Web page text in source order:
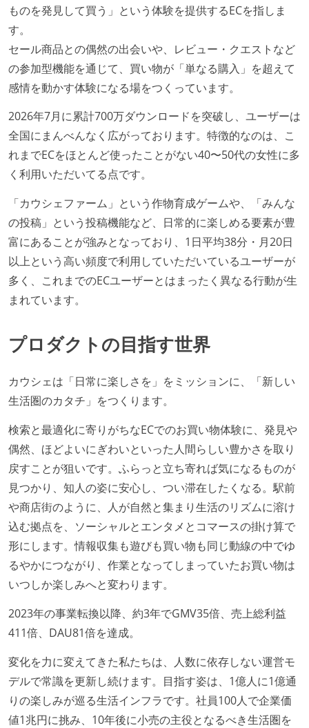
ものを発見して買う」という体験を提供するECを指しま
す。
セール商品との偶然の出会いや、レビュー・クエストなど
の参加型機能を通じて、買い物が「単なる購入」を超えて
感情を動かす体験になる場をつくっています。
2026年7月に累計700万ダウンロードを突破し、ユーザーは
全国にまんべんなく広がっております。特徴的なのは、こ
れまでECをほとんど使ったことがない40〜50代の女性に多
く利用いただいてる点です。
「カウシェファーム」という作物育成ゲームや、「みんな
の投稿」という投稿機能など、日常的に楽しめる要素が豊
富にあることが強みとなっており、1日平均38分・月20日
以上という高い頻度で利用していただいているユーザーが
多く、これまでのECユーザーとはまったく異なる行動が生
まれています。
プロダクトの目指す世界
カウシェは「日常に楽しさを」をミッションに、「新しい
生活圏のカタチ」をつくります。
検索と最適化に寄りがちなECでのお買い物体験に、発見や
偶然、ほどよいにぎわいといった人間らしい豊かさを取り
戻すことが狙いです。ふらっと立ち寄れば気になるものが
見つかり、知人の姿に安心し、つい滞在したくなる。駅前
や商店街のように、人が自然と集まり生活のリズムに溶け
込む拠点を、ソーシャルとエンタメとコマースの掛け算で
形にします。情報収集も遊びも買い物も同じ動線の中でゆ
るやかにつながり、作業となってしまっていたお買い物は
いつしか楽しみへと変わります。
2023年の事業転換以降、約3年でGMV35倍、売上総利益
411倍、DAU81倍を達成。
変化を力に変えてきた私たちは、人数に依存しない運営モ
デルで常識を更新し続けます。目指す姿は、1億人に1億通
りの楽しみが巡る生活インフラです。社員100人で企業価
値1兆円に挑み、10年後に小売の主役となるべき生活圏を